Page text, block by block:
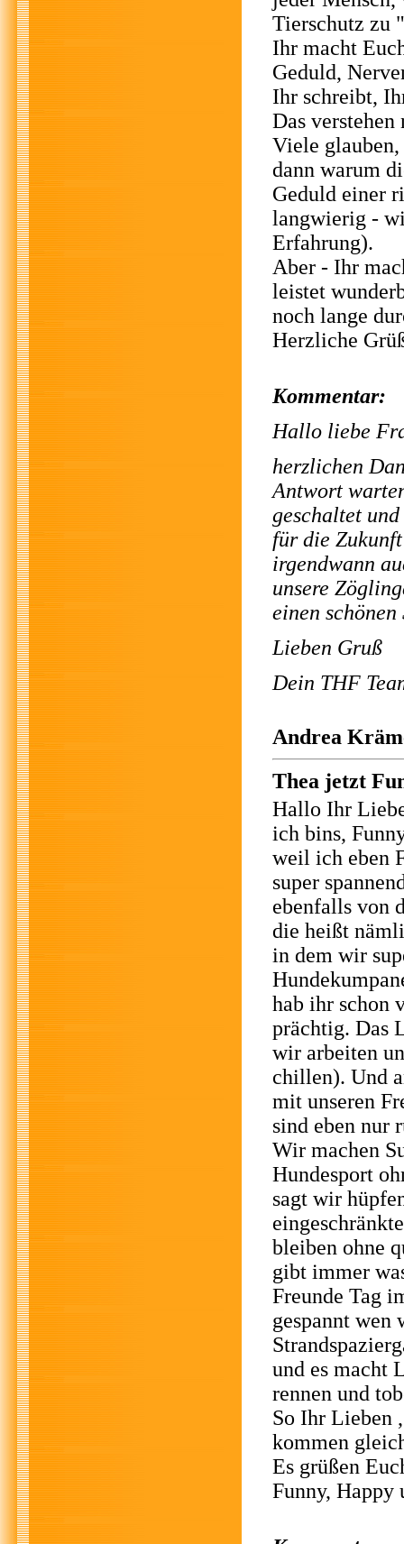
Tierschutz zu
Ihr macht
Geduld,
Ihr schreibt,
Das
Viele glauben,
dann warum
Geduld einer
langwierig -
Erfahrung).
Aber - Ihr
leistet
noch lange
Herzliche
Kommentar:
Hallo liebe
herzlichen
Antwort
geschaltet
für die
irgendwann
unsere
einen
Lieben Gruß
Dein THF
Andrea
Thea jetzt
Hallo Ihr
ich bins,
weil ich eben
super
ebenfalls von
die heißt
in dem wir
hab ihr schon
prächtig. Das
wir arbeiten
chillen). Und
mit unseren
sind eben nur
Wir machen
Hundesport
sagt wir
bleiben ohne
gibt immer
Freunde Tag
gespannt wen
und es macht
rennen und
So Ihr Lieben
kommen
Es grüßen
Funny, Happy